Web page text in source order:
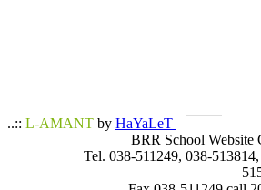
..:: L-AMANT by HaYaLeT
BRR School Website
Tel. 038-511249, 038-